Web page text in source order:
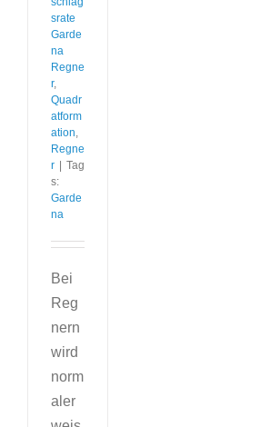
srate
Garde
na
Regne
r,
Quadr
atform
ation,
Regne
r
Tag
s:
Garde
na
Bei
Reg
nern
wird
norm
aler